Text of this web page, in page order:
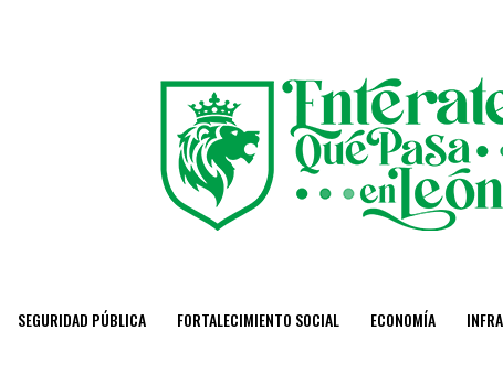
SEGURIDAD PÚBLICA FORTALECIMIENTO SOCIAL ECONOMÍA